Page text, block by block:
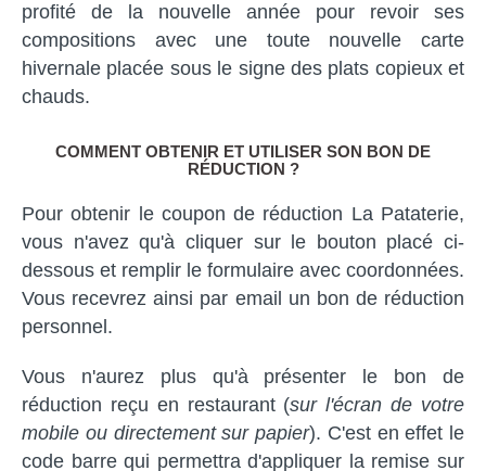
profité de la nouvelle année pour revoir ses
compositions avec une toute nouvelle carte
hivernale placée sous le signe des plats copieux et
chauds.
COMMENT OBTENIR ET UTILISER SON BON DE
RÉDUCTION ?
Pour obtenir le coupon de réduction La Pataterie,
vous n'avez qu'à cliquer sur le bouton placé ci-
dessous et remplir le formulaire avec coordonnées.
Vous recevrez ainsi par email un bon de réduction
personnel.
Vous n'aurez plus qu'à présenter le bon de
réduction reçu en restaurant (sur l'écran de votre
mobile ou directement sur papier). C'est en effet le
code barre qui permettra d'appliquer la remise sur